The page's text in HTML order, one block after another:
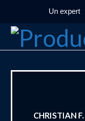
Un expert
CHRISTIAN F.